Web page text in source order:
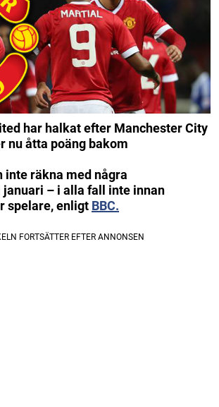
har halkat efter Manchester City
nu åtta poäng bakom
inte räkna med några
– i alla fall inte innan
spelare, enligt BBC.